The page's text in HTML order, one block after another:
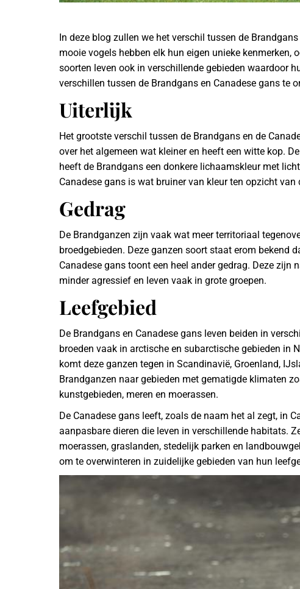
In deze blog zullen we het verschil tussen de
mooie vogels hebben elk hun eigen unieke kenmerken,
soorten leven ook in verschillende gebieden waardoor
verschillen tussen de Brandgans en Canadese gans te
Uiterlijk
Het grootste verschil tussen de Brandgans en de
over het algemeen wat kleiner en heeft een witte kop.
heeft de Brandgans een donkere lichaamskleur met
Canadese gans is wat bruiner van kleur ten opzicht van
Gedrag
De Brandganzen zijn vaak wat meer territoriaal
broedgebieden. Deze ganzen soort staat erom bekend
Canadese gans toont een heel ander gedrag. Deze
minder agressief en leven vaak in grote groepen.
Leefgebied
De Brandgans en Canadese gans leven beiden in
broeden vaak in arctische en subarctische gebieden in
komt deze ganzen tegen in Scandinavië, Groenland,
Brandganzen naar gebieden met gematigde klimaten
kunstgebieden, meren en moerassen.
De Canadese gans leeft, zoals de naam het al zegt, in
aanpasbare dieren die leven in verschillende habitats.
moerassen, graslanden, stedelijk parken en
om te overwinteren in zuidelijke gebieden van hun